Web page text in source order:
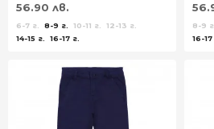
56.90 лв.
6-7 г. 8-9 г. 10-11 г.
12-13 г.
14-15 г.
16-17 г.
8-9 г.
16-17